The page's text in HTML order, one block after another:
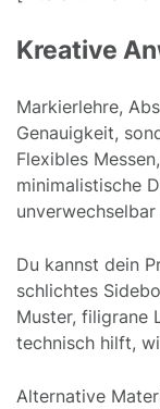
Kreative
Markierlehre,
Genauigkeit,
Flexibles
minimalistische
Du kannst dein
schlichtes
Muster, filigrane
technisch hilft,
Alternative